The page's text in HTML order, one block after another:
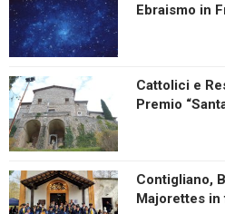
Ebraismo in
Cattolici e
Premio
Contigliano,
Majorettes in